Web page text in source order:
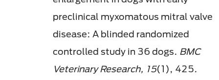
preclinical myxomatous mitral valve
disease: A blinded randomized
controlled study in 36 dogs. BMC
Veterinary Research, 15(1), 425.